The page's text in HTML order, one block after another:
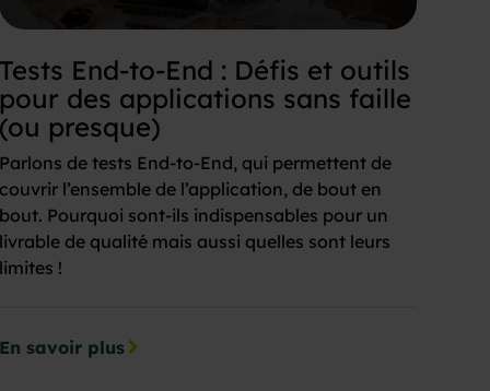
Tests End-to-End : Défis et outils
pour des applications sans faille
(ou presque)
Parlons de tests End-to-End, qui permettent de
couvrir l’ensemble de l’application, de bout en
bout. Pourquoi sont-ils indispensables pour un
livrable de qualité mais aussi quelles sont leurs
limites !
En savoir plus